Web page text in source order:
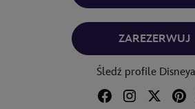
ZAREZERWUJ
Śledź profile